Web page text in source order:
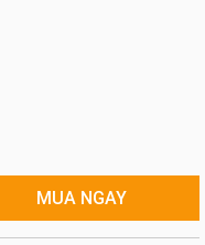
MUA NGAY